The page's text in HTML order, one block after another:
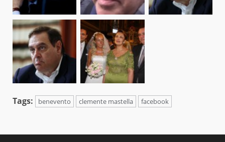
Tags: benevento clemente mastella facebook